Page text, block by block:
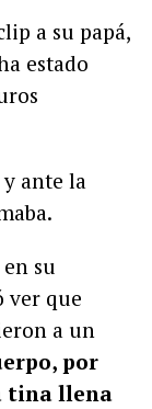
a su papá,
estado
y ante la
su
ver que
a un
por
tina llena